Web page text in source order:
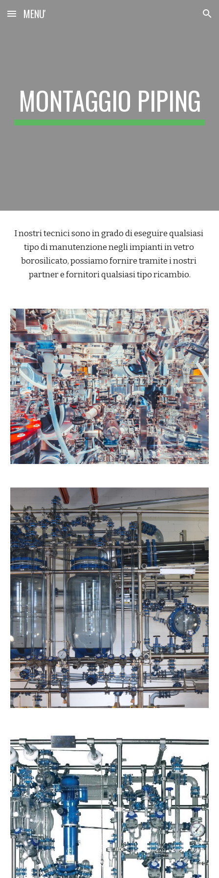
Skip to main content Skip to navigation
MENU'
MONTAGGIO PIPING
I nostri tecnici sono in grado di eseguire qualsiasi
tipo di manutenzione negli impianti in vetro
borosilicato, possiamo fornire tramite i nostri
partner e fornitori qualsiasi tipo ricambio.